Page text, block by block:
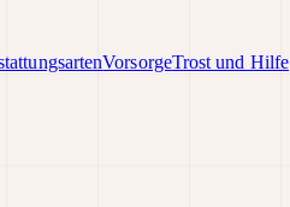
VorsorgeTrost und Hilfe